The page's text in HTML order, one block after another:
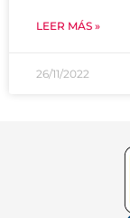
LEER MÁS »
26/11/2022